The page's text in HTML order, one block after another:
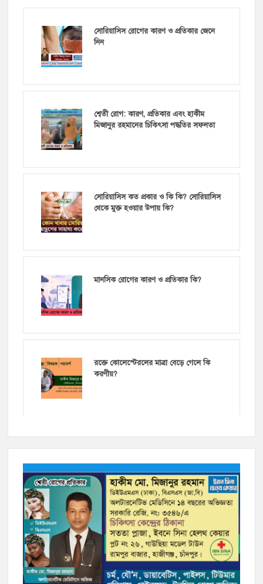
সোরিয়াসিস রোগের কারণ ও প্রতিকার জেনে
নিন
শ্বেতী রোগ: কারণ, প্রতিকার এবং হাকীম
মিজানুর রহমানের চিকিৎসা পদ্ধতির সফলতা
সোরিয়াসিস কত প্রকার ও কি কি? সোরিয়াসিস
থেকে মুক্ত হওয়ার উপায় কি?
মানসিক রোগের কারণ ও প্রতিকার কি?
রক্তে কোলেস্টেরলের মাত্রা বেড়ে গেলে কি
করণীয়?